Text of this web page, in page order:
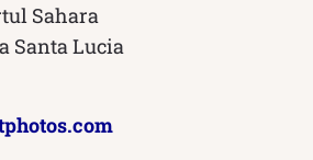
Sahara
Santa Lucia